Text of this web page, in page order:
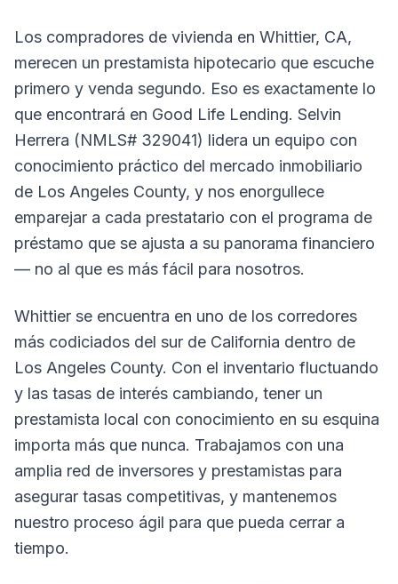
Los compradores de vivienda en Whittier, CA,
merecen un prestamista hipotecario que escuche
primero y venda segundo. Eso es exactamente lo
que encontrará en Good Life Lending. Selvin
Herrera (NMLS# 329041) lidera un equipo con
conocimiento práctico del mercado inmobiliario
de Los Angeles County, y nos enorgullece
emparejar a cada prestatario con el programa de
préstamo que se ajusta a su panorama financiero
— no al que es más fácil para nosotros.
Whittier se encuentra en uno de los corredores
más codiciados del sur de California dentro de
Los Angeles County. Con el inventario fluctuando
y las tasas de interés cambiando, tener un
prestamista local con conocimiento en su esquina
importa más que nunca. Trabajamos con una
amplia red de inversores y prestamistas para
asegurar tasas competitivas, y mantenemos
nuestro proceso ágil para que pueda cerrar a
tiempo.